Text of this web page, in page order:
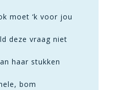
moet ‘k voor jou
deze vraag niet
haar stukken
bom